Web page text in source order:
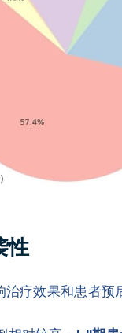
性
疗效果和患者预